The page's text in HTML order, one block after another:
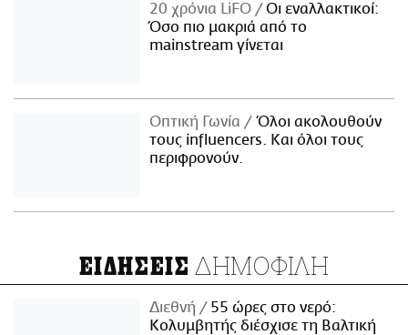
20 χρόνια LiFO
Οι εναλλακτικοί:
Όσο πιο μακριά από το
mainstream γίνεται
Οπτική Γωνία
Όλοι ακολουθούν
τους influencers. Και όλοι τους
περιφρονούν.
ΕΙΔΗΣΕΙΣ ΔΗΜΟΦΙΛΗ
Διεθνή
55 ώρες στο νερό:
Κολυμβητής διέσχισε τη Βαλτική